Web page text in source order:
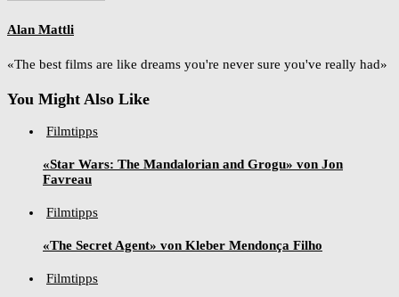
Alan Mattli
«The best films are like dreams you're never sure you've really had»
You Might Also Like
Filmtipps
«Star Wars: The Mandalorian and Grogu» von Jon
Favreau
Filmtipps
«The Secret Agent» von Kleber Mendonça Filho
Filmtipps